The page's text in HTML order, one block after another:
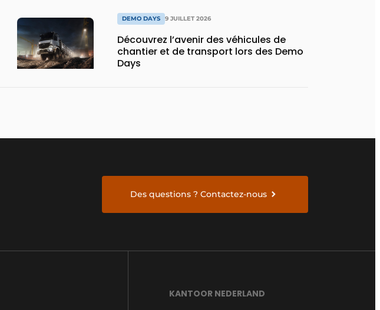
DEMO DAYS 9 JUILLET 2026
Découvrez l’avenir des véhicules de
chantier et de transport lors des Demo
Days
Des questions ? Contactez-nous
KANTOOR NEDERLAND